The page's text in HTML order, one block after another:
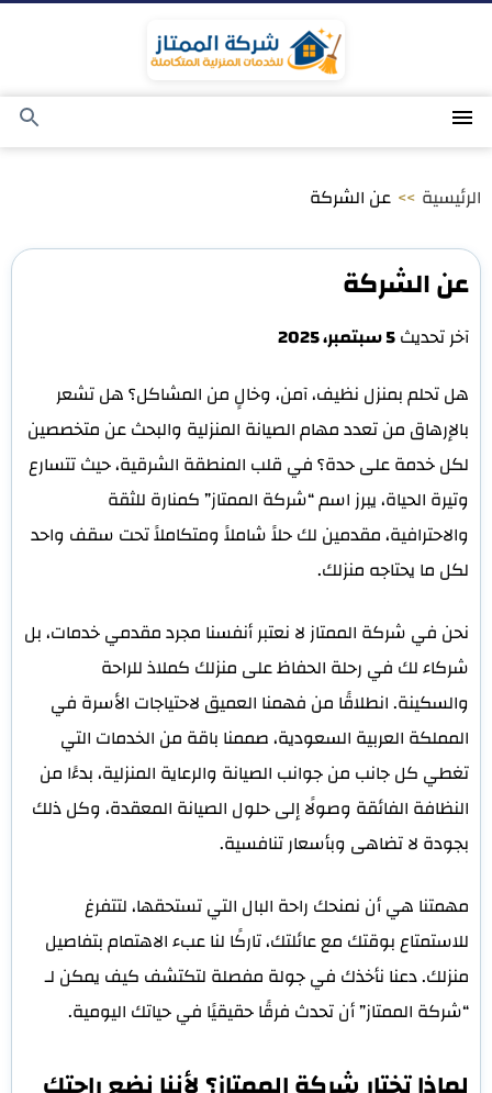
المحتوى
القائمة
بحث
الرئيسية >> عن الشركة
عن الشركة
آخر تحديث5 سبتمبر، 2025
هل تحلم بمنزل نظيف، آمن، وخالٍ من المشاكل؟ هل تشعر
بالإرهاق من تعدد مهام الصيانة المنزلية والبحث عن متخصصين
لكل خدمة على حدة؟ في قلب المنطقة الشرقية، حيث تتسارع
وتيرة الحياة، يبرز اسم “شركة الممتاز” كمنارة للثقة
والاحترافية، مقدمين لك حلاً شاملاً ومتكاملاً تحت سقف واحد
لكل ما يحتاجه منزلك.
نحن في شركة الممتاز لا نعتبر أنفسنا مجرد مقدمي خدمات، بل
شركاء لك في رحلة الحفاظ على منزلك كملاذ للراحة
والسكينة. انطلاقًا من فهمنا العميق لاحتياجات الأسرة في
المملكة العربية السعودية، صممنا باقة من الخدمات التي
تغطي كل جانب من جوانب الصيانة والرعاية المنزلية، بدءًا من
النظافة الفائقة وصولًا إلى حلول الصيانة المعقدة، وكل ذلك
بجودة لا تضاهى وبأسعار تنافسية.
مهمتنا هي أن نمنحك راحة البال التي تستحقها، لتتفرغ
للاستمتاع بوقتك مع عائلتك، تاركًا لنا عبء الاهتمام بتفاصيل
منزلك. دعنا نأخذك في جولة مفصلة لتكتشف كيف يمكن لـ
“شركة الممتاز” أن تحدث فرقًا حقيقيًا في حياتك اليومية.